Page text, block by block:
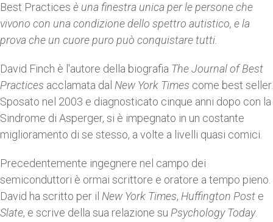
Best Practices è una finestra unica per le persone che
vivono con una condizione dello spettro autistico, e la
prova che un cuore puro può conquistare tutti.
David Finch è l'autore della biografia The Journal of Best
Practices acclamata dal New York Times come best seller.
Sposato nel 2003 e diagnosticato cinque anni dopo con la
Sindrome di Asperger, si è impegnato in un costante
miglioramento di se stesso, a volte a livelli quasi comici.
Precedentemente ingegnere nel campo dei
semiconduttori è ormai scrittore e oratore a tempo pieno.
David ha scritto per il New York Times, Huffington Post e
Slate, e scrive della sua relazione su Psychology Today.